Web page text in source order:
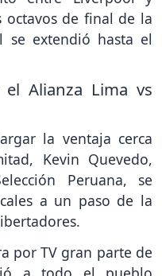
octavos de final de la
se extendió hasta el
Alianza Lima vs
la ventaja cerca
Kevin Quevedo,
Peruana, se
a un paso de la
por TV gran parte de